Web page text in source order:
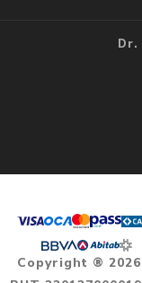
Dr.
Copyright ®